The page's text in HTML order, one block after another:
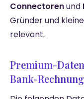
Connectorenund
Gründer und
relevant.
Premium-
Bank-Rechnung